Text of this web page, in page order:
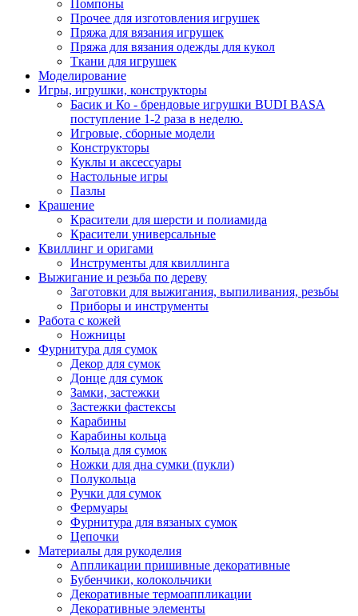
Помпоны
Прочее для изготовления игрушек
Пряжа для вязания игрушек
Пряжа для вязания одежды для кукол
Ткани для игрушек
Моделирование
Игры, игрушки, конструкторы
Басик и Ко - брендовые игрушки BUDI BASA
поступление 1-2 раза в неделю.
Игровые, сборные модели
Конструкторы
Куклы и аксессуары
Настольные игры
Пазлы
Крашение
Красители для шерсти и полиамида
Красители универсальные
Квиллинг и оригами
Инструменты для квиллинга
Выжигание и резьба по дереву
Заготовки для выжигания, выпиливания, резьбы
Приборы и инструменты
Работа с кожей
Ножницы
Фурнитура для сумок
Декор для сумок
Донце для сумок
Замки, застежки
Застежки фастексы
Карабины
Карабины кольца
Кольца для сумок
Ножки для дна сумки (пукли)
Полукольца
Ручки для сумок
Фермуары
Фурнитура для вязаных сумок
Цепочки
Материалы для рукоделия
Аппликации пришивные декоративные
Бубенчики, колокольчики
Декоративные термоаппликации
Декоративные элементы